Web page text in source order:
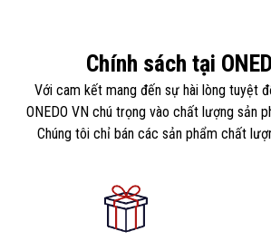
Chính sách tại
Với cam kết mang đến sự hài lòng tuyệt
ONEDO VN chú trọng vào chất lượng sản
Chúng tôi chỉ bán các sản phẩm chất